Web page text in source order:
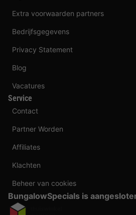
Extra voorwaarden partners
Bedrijfsgegevens
Privacy Statement
Blog
Vacatures
Service
Contact
Partner Worden
Affiliates
Klachten
Beheer van cookies
BungalowSpecials is